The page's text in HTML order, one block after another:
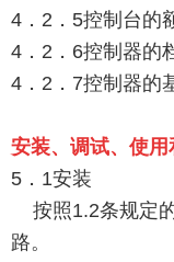
4．2．5控制台的
4．2．6控制器的
4．2．7控制器的
安装、调试、使用
5．1安装
按照1.2条规定
路。